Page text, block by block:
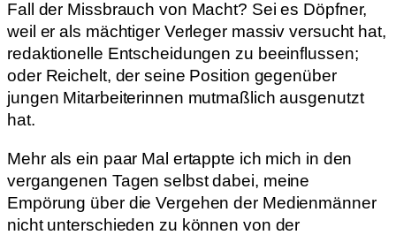
Fall der Missbrauch von Macht? Sei es Döpfner,
weil er als mächtiger Verleger massiv versucht hat,
redaktionelle Entscheidungen zu beeinflussen;
oder Reichelt, der seine Position gegenüber
jungen Mitarbeiterinnen mutmaßlich ausgenutzt
hat.
Mehr als ein paar Mal ertappte ich mich in den
vergangenen Tagen selbst dabei, meine
Empörung über die Vergehen der Medienmänner
nicht unterschieden zu können von der